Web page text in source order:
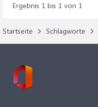
Ergebnis 1 bis 1 von 1
Startseite Schlagworte